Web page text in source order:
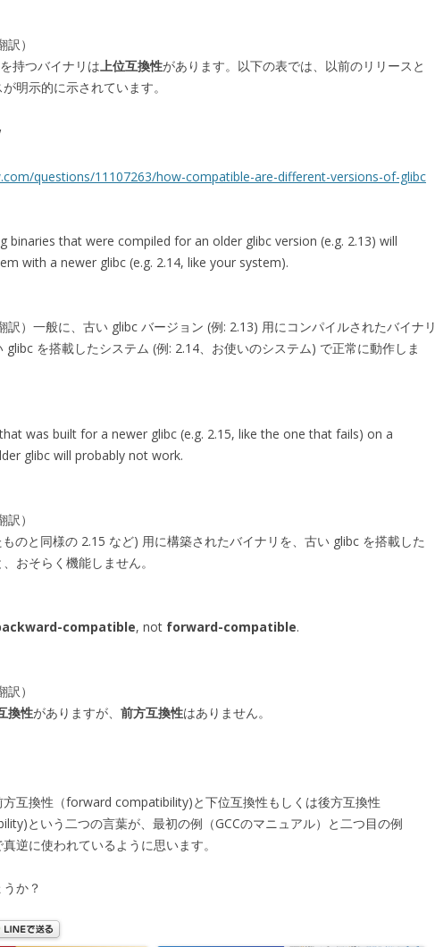
）
持つバイナリは上位互換性があります。以下の表では、以前のリリースと
明示的に示されています。
questions/11107263/how-compatible-are-different-versions-of-glibc
binaries that were compiled for an older glibc version (e.g. 2.13) will
with a newer glibc (e.g. 2.14, like your system).
訳）一般に、古い glibc バージョン (例: 2.13) 用にコンパイルされたバイナリ
glibc を搭載したシステム (例: 2.14、お使いのシステム) で正常に動作しま
was built for a newer glibc (e.g. 2.15, like the one that fails) on a
glibc will probably not work.
）
のと同様の 2.15 など) 用に構築されたバイナリを、古い glibc を搭載した
おそらく機能しません。
compatible, not forward-compatible.
）
換性がありますが、 前方互換性はありません。
互換性（forward compatibility)と下位互換性もしくは後方互換性
という二つの言葉が、最初の例（GCCのマニュアル）と二つ目の例
逆に使われているように思います。
か？